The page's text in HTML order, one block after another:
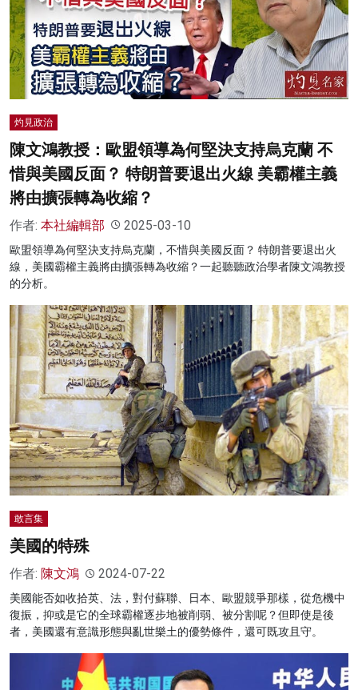
灼見政治
陳文鴻教授：歐盟領導為何堅決支持烏克蘭 不
惜與美國反面？ 特朗普要退出火線 美霸權主義
將由擴張轉為收縮？
作者: 本社編輯部 2025-03-10
歐盟領導為何堅決支持烏克蘭，不惜與美國反面？ 特朗普要退出火
線，美國霸權主義將由擴張轉為收縮？一起聽聽政治學者陳文鴻教授
的分析。
敢言集
美國的特殊
作者: 陳文鴻 2024-07-22
美國能否如收拾英、法，對付蘇聯、日本、歐盟競爭那樣，從危機中
復振，抑或是它的全球霸權逐步地被削弱、被分割呢？但即使是後
者，美國還有意識形態與亂世樂土的優勢條件，還可既攻且守。